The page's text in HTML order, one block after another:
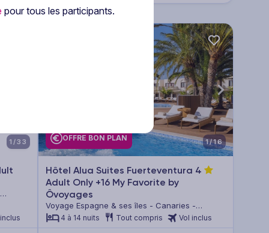
1/33 OFFRE BON PLAN 1/16
Hôtel Alua Suites Fuerteventura 4
Adult Only +16 My Favorite by
Ôvoyages
Voyage Espagne & ses îles - Canaries -
Fuerteventura
4 à 14 nuits Tout compris Vol inclus
pour tous les participants.